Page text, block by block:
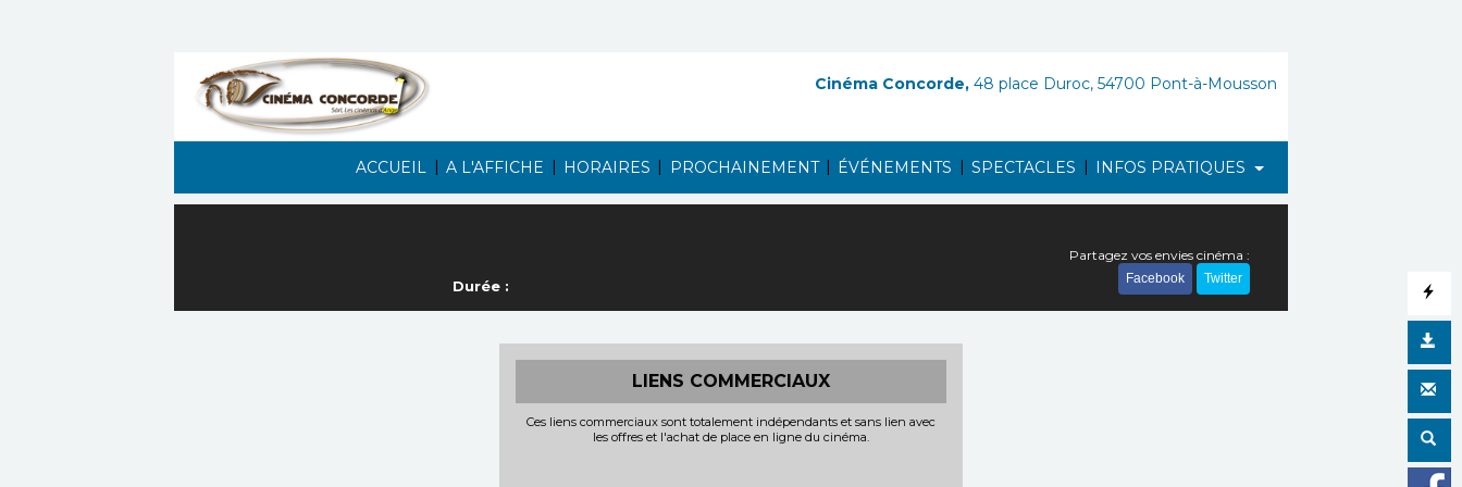
ACCUEIL | A L'AFFICHE | HORAIRES | PROCHAINEMENT | ÉVÉNEMENTS | SPECTACLES | INFOS PRATIQUES
Cinéma Concorde, 48 place Duroc, 54700 Pont-à-Mousson
Durée :
Partagez vos envies cinéma :
Facebook Twitter
LIENS COMMERCIAUX
Ces liens commerciaux sont totalement indépendants et sans lien avec
les offres et l'achat de place en ligne du cinéma.